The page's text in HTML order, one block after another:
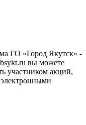
ГО «Город Якутск» -
вы можете
участником акций,
электронными